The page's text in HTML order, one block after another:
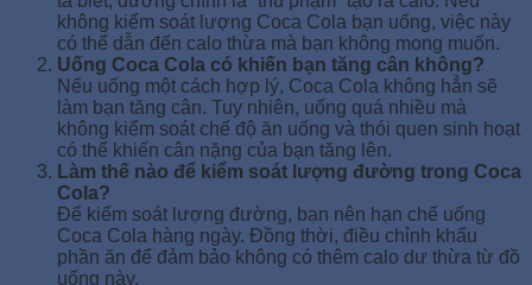
không kiểm soát lượng Coca Cola bạn uống, việc này
có thể dẫn đến calo thừa mà bạn không mong muốn.
Uống Coca Cola có khiến bạn tăng cân không?
Nếu uống một cách hợp lý, Coca Cola không hẳn sẽ
làm bạn tăng cân. Tuy nhiên, uống quá nhiều mà
không kiểm soát chế độ ăn uống và thói quen sinh hoạt
có thể khiến cân nặng của bạn tăng lên.
Làm thế nào để kiểm soát lượng đường trong Coca
Cola?
Để kiểm soát lượng đường, bạn nên hạn chế uống
Coca Cola hàng ngày. Đồng thời, điều chỉnh khẩu
phần ăn để đảm bảo không có thêm calo dư thừa từ đồ
uống này.